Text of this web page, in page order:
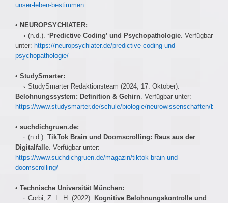
unser-leben-bestimmen
• NEUROPSYCHIATER:
◦ (n.d.). ‘Predictive Coding’ und Psychopathologie. Verfügbar
unter: https://neuropsychiater.de/predictive-coding-und-
psychopathologie/
• StudySmarter:
◦ StudySmarter Redaktionsteam (2024, 17. Oktober).
Belohnungssystem: Definition & Gehirn. Verfügbar unter:
https://www.studysmarter.de/schule/biologie/neurowissenschaften/
• suchdichgruen.de:
◦ (n.d.). TikTok Brain und Doomscrolling: Raus aus der
Digitalfalle. Verfügbar unter:
https://www.suchdichgruen.de/magazin/tiktok-brain-und-
doomscrolling/
• Technische Universität München:
◦ Corbi, Z. L. H. (2022). Kognitive Belohnungskontrolle und